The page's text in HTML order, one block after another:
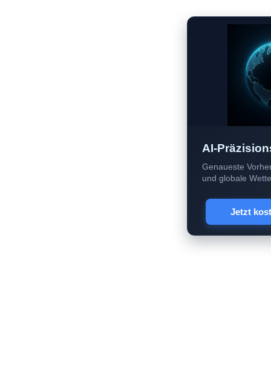
AI-
Genaueste
und globale
Jetzt